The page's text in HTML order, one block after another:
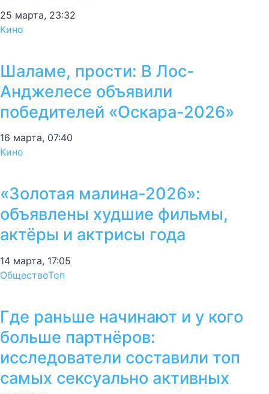
25 марта, 23:32
Кино
Шаламе, прости: В Лос-
Анджелесе объявили
победителей «Оскара-2026»
16 марта, 07:40
Кино
«Золотая малина-2026»:
объявлены худшие фильмы,
актёры и актрисы года
14 марта, 17:05
ОбществоТоп
Где раньше начинают и у кого
больше партнёров:
исследователи составили топ
самых сексуально активных